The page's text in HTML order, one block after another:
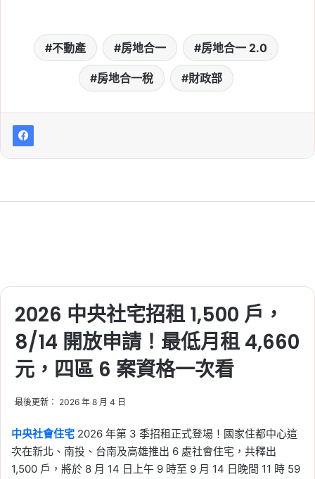
不動產 房地合一 房地合一 2.0
房地合一稅 財政部
2026 中央社宅招租 1,500 戶，
8/14 開放申請！最低月租 4,660
元，四區 6 案資格一次看
最後更新： 2026 年 8 月 4 日
中央社會住宅 2026 年第 3 季招租正式登場！國家住都中心這
次在新北、南投、台南及高雄推出 6 處社會住宅，共釋出
1,500 戶，將於 8 月 14 日上午 9 時至 9 月 14 日晚間 11 時 59